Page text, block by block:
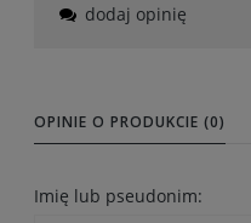
dodaj opinię
OPINIE O PRODUKCIE (0)
Imię lub pseudonim: